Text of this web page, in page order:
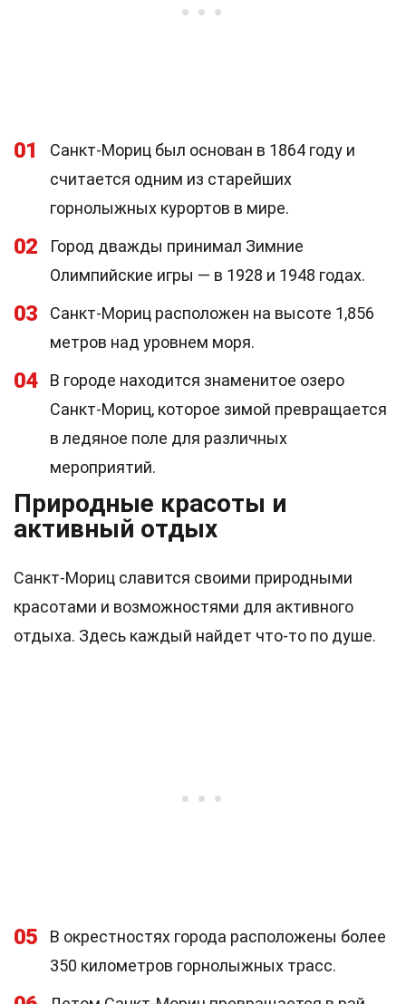
01
Санкт-Мориц был основан в 1864 году и
считается одним из старейших
горнолыжных курортов в мире.
02
Город дважды принимал Зимние
Олимпийские игры — в 1928 и 1948 годах.
03
Санкт-Мориц расположен на высоте 1,856
метров над уровнем моря.
04
В городе находится знаменитое озеро
Санкт-Мориц, которое зимой превращается
в ледяное поле для различных
мероприятий.
Природные красоты и
активный отдых
Санкт-Мориц славится своими природными
красотами и возможностями для активного
отдыха. Здесь каждый найдет что-то по душе.
05
В окрестностях города расположены более
350 километров горнолыжных трасс.